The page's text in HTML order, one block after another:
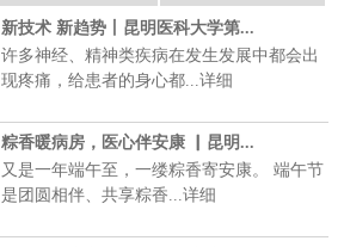
新技术 新趋势丨昆明医科大学第...
许多神经、精神类疾病在发生发展中都会出
现疼痛，给患者的身心都...详细
粽香暖病房，医心伴安康 ▏昆明...
又是一年端午至，一缕粽香寄安康。 端午节
是团圆相伴、共享粽香...详细